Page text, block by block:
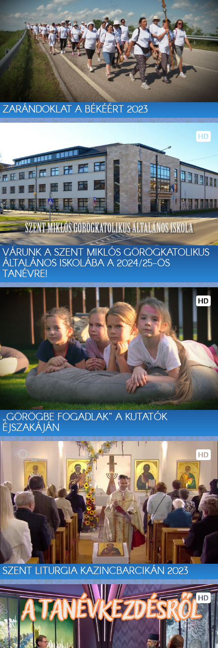
ZARÁNDOKLAT A BÉKÉÉRT 2023
VÁRUNK A SZENT MIKLÓS GÖRÖGKATOLIKUS
ÁLTALÁNOS ISKOLÁBA A 2024/25-ÖS
TANÉVRE!
„GÖRÖGBE FOGADLAK” A KUTATÓK
ÉJSZAKÁJÁN
SZENT LITURGIA KAZINCBARCIKÁN 2023